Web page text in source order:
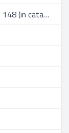
Sant'anastasia, Via delle gemme 148 (in catasto n. 150)